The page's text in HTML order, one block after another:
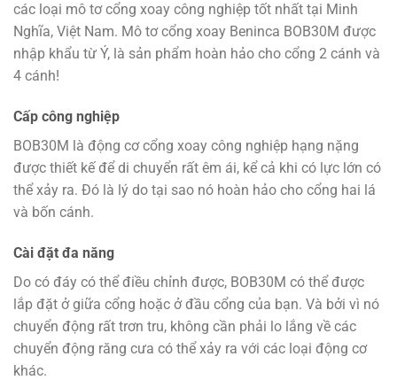
các loại mô tơ cổng xoay công nghiệp tốt nhất tại Minh
Nghĩa, Việt Nam. Mô tơ cổng xoay Beninca BOB30M được
nhập khẩu từ Ý, là sản phẩm hoàn hảo cho cổng 2 cánh và
4 cánh!
Cấp công nghiệp
BOB30M là động cơ cổng xoay công nghiệp hạng nặng
được thiết kế để di chuyển rất êm ái, kể cả khi có lực lớn có
thể xảy ra. Đó là lý do tại sao nó hoàn hảo cho cổng hai lá
và bốn cánh.
Cài đặt đa năng
Do có đáy có thể điều chỉnh được, BOB30M có thể được
lắp đặt ở giữa cổng hoặc ở đầu cổng của bạn. Và bởi vì nó
chuyển động rất trơn tru, không cần phải lo lắng về các
chuyển động răng cưa có thể xảy ra với các loại động cơ
khác.